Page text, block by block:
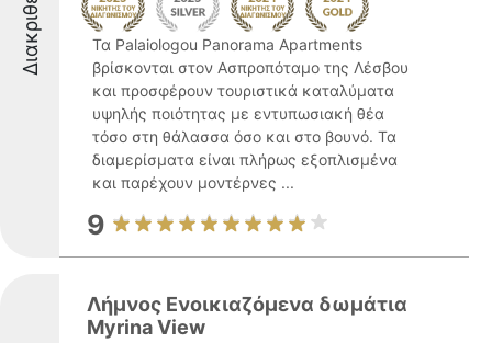
Τα Palaiologou Panorama Apartments
βρίσκονται στον Ασπροπόταμο της Λέσβου
και προσφέρουν τουριστικά καταλύματα
υψηλής ποιότητας με εντυπωσιακή θέα
τόσο στη θάλασσα όσο και στο βουνό. Τα
διαμερίσματα είναι πλήρως εξοπλισμένα
και παρέχουν μοντέρνες ...
9
Λήμνος Ενοικιαζόμενα δωμάτια
Myrina View